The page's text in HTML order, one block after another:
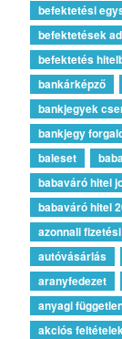
befektetési
befektetések
befektetés
bankárképző
bankjegyek
bankjegy
baleset
babaváró hitel
babaváró hitel
azonnali
autóvásárlás
aranyfedezet
anyagi
akciós